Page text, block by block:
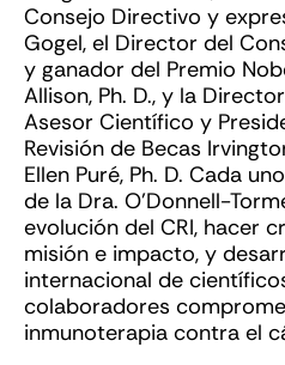
Consejo Directivo y
Gogel, el Director del
y ganador del Premio
Allison, Ph. D., y la
Asesor Científico y
Revisión de Becas
Ellen Puré, Ph. D. Cada
de la Dra. O’Donnell-
evolución del CRI, hacer
misión e impacto, y
internacional de
colaboradores
inmunoterapia contra el